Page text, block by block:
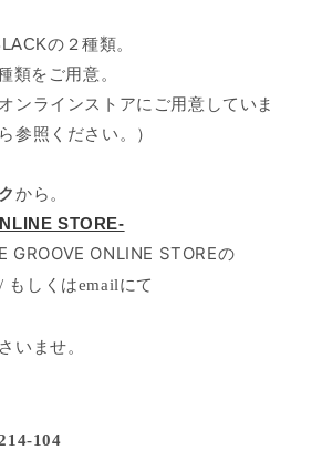
の２種類。
類をご用意。
ンラインストアにご用意していま
参照ください。）
から。
STORE-
GROOVE ONLINE STOREの
/ もしくはemailにて
いませ。
104